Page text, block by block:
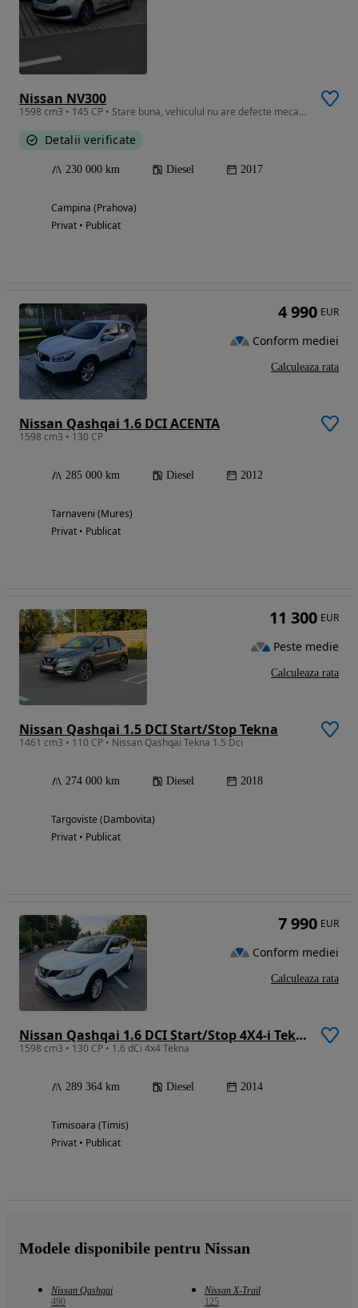
Nissan NV300
1598 cm3 • 145 CP • Stare buna, vehiculul nu are defecte mecanice
Detalii verificate
230 000 km Diesel 2017
Campina (Prahova)
Privat • Publicat
Nissan Qashqai 1.6 DCI ACENTA
1598 cm3 • 130 CP
285 000 km Diesel 2012
Tarnaveni (Mures)
Privat • Publicat
4 990 EUR
Conform mediei
Calculeaza rata
Nissan Qashqai 1.5 DCI Start/Stop Tekna
1461 cm3 • 110 CP • Nissan Qashqai Tekna 1.5 Dci
274 000 km Diesel 2018
Targoviste (Dambovita)
Privat • Publicat
11 300 EUR
Peste medie
Calculeaza rata
Nissan Qashqai 1.6 DCI Start/Stop 4X4-i Tekna
1598 cm3 • 130 CP • 1.6 dCi 4x4 Tekna
289 364 km Diesel 2014
Timisoara (Timis)
Privat • Publicat
7 990 EUR
Conform mediei
Calculeaza rata
Modele disponibile pentru Nissan
Nissan Qashqai
490
Nissan X-Trail
125